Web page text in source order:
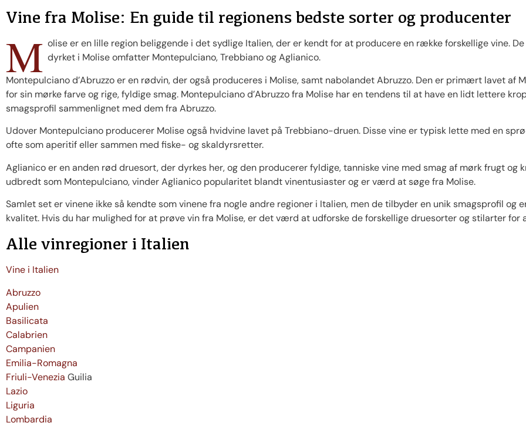
Vine fra Molise: En guide til regionens bedste sorter og producenter
M olise er en lille region beliggende i det sydlige Italien, der er kendt for at producere en række forskellige vine.
dyrket i Molise omfatter Montepulciano, Trebbiano og Aglianico.
Montepulciano d’Abruzzo er en rødvin, der også produceres i Molise, samt nabolandet Abruzzo. Den er primært lavet af
for sin mørke farve og rige, fyldige smag. Montepulciano d’Abruzzo fra Molise har en tendens til at have en lidt lettere
smagsprofil sammenlignet med dem fra Abruzzo.
Udover Montepulciano producerer Molise også hvidvine lavet på Trebbiano-druen. Disse vine er typisk lette med en
ofte som aperitif eller sammen med fiske- og skaldyrsretter.
Aglianico er en anden rød druesort, der dyrkes her, og den producerer fyldige, tanniske vine med smag af mørk frugt og
udbredt som Montepulciano, vinder Aglianico popularitet blandt vinentusiaster og er værd at søge fra Molise.
Samlet set er vinene ikke så kendte som vinene fra nogle andre regioner i Italien, men de tilbyder en unik smagsprofil
kvalitet. Hvis du har mulighed for at prøve vin fra Molise, er det værd at udforske de forskellige druesorter og stilarter for
Alle vinregioner i Italien
Vine i Italien
Abruzzo
Apulien
Basilicata
Calabrien
Campanien
Emilia-Romagna
Friuli-Venezia Guilia
Lazio
Liguria
Lombardia